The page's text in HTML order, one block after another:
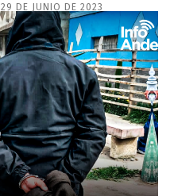
29 DE JUNIO DE 2023